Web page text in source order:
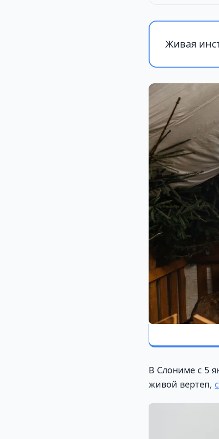
Живая
В Слониме с 5
живой вертеп,